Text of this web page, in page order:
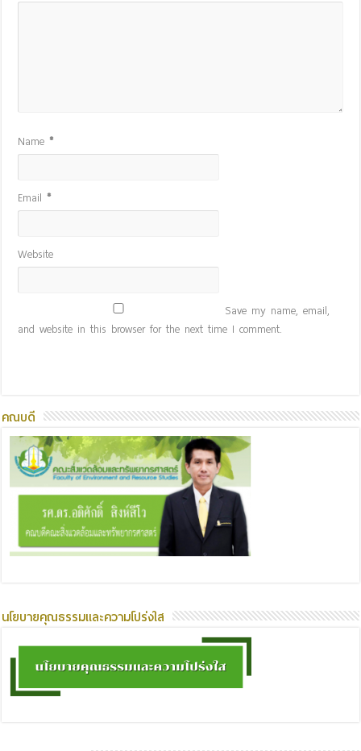
Name*
Email*
Website
Save my name, email,
and website in this browser for the next time I comment.
คณบดี
นโยบายคุณธรรมและความโปร่งใส